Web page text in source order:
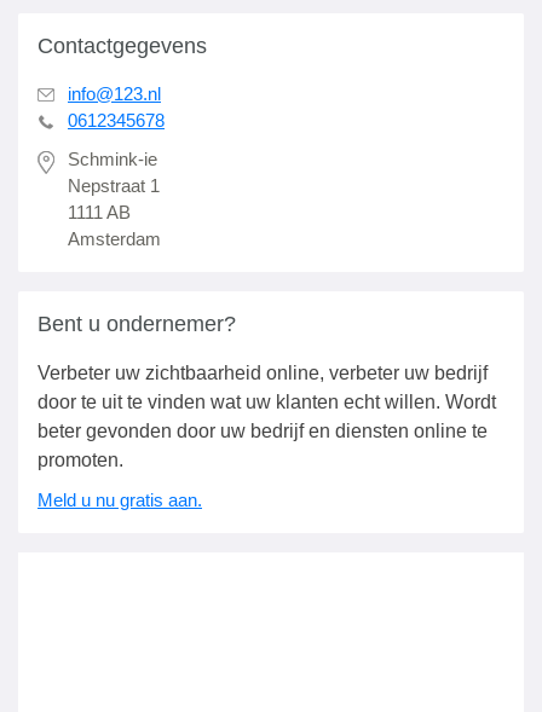
Contactgegevens
info@123.nl
0612345678
Schmink-ie
Nepstraat 1
1111 AB
Amsterdam
Bent u ondernemer?
Verbeter uw zichtbaarheid online, verbeter uw bedrijf
door te uit te vinden wat uw klanten echt willen. Wordt
beter gevonden door uw bedrijf en diensten online te
promoten.
Meld u nu gratis aan.